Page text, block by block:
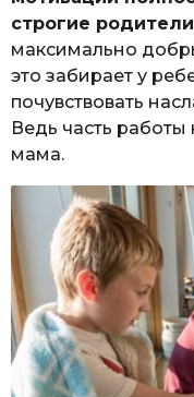
строгие родители
максимально
это забирает у
почувствовать
Ведь часть
мама.